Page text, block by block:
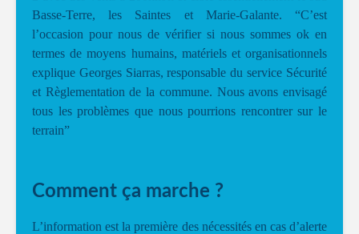
Basse-Terre, les Saintes et Marie-Galante. “C’est
l’occasion pour nous de vérifier si nous sommes ok en
termes de moyens humains, matériels et organisationnels
explique Georges Siarras, responsable du service Sécurité
et Règlementation de la commune. Nous avons envisagé
tous les problèmes que nous pourrions rencontrer sur le
terrain”
Comment ça marche ?
L’information est la première des nécessités en cas d’alerte